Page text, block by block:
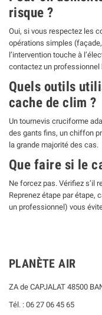
risque ?
Oui, si vous respectez les
opérations simples
l’intervention touche à
contactez un professionnel
Quels outils
cache de clim ?
Un tournevis cruciforme
des gants fins, un chiffon
la grande majorité des cas.
Que faire si le
Ne forcez pas. Vérifiez s’il
Reprenez étape par étape,
un professionnel) vous
PLANÈTE AIR
ZA de CAPJALAT 48500
Tél. : 06 27 06 45 65